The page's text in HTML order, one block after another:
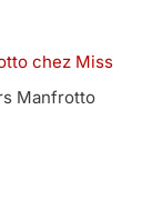
chez Miss
Manfrotto